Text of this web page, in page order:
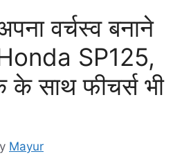
वर्चस्व बनाने
SP125,
के साथ फीचर्स भी
Mayur